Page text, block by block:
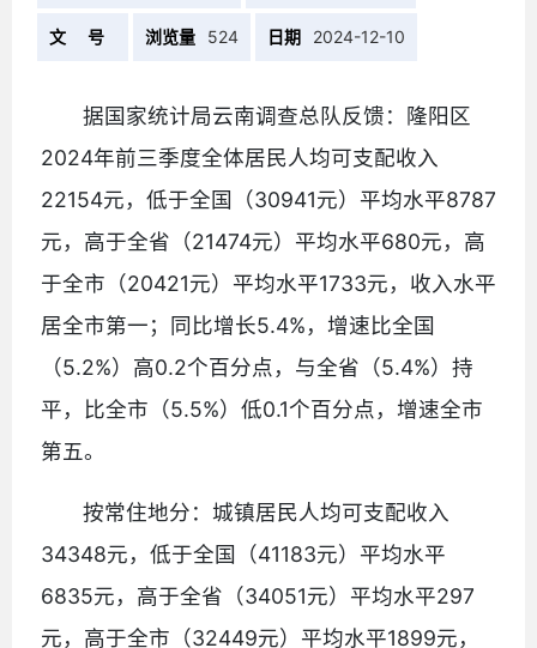
文 号 浏览量 524 日期 2024-12-10
据国家统计局云南调查总队反馈：隆阳区
2024年前三季度全体居民人均可支配收入
22154元，低于全国（30941元）平均水平8787
元，高于全省（21474元）平均水平680元，高
于全市（20421元）平均水平1733元，收入水平
居全市第一；同比增长5.4%，增速比全国
（5.2%）高0.2个百分点，与全省（5.4%）持
平，比全市（5.5%）低0.1个百分点，增速全市
第五。
按常住地分：城镇居民人均可支配收入
34348元，低于全国（41183元）平均水平
6835元，高于全省（34051元）平均水平297
元，高于全市（32449元）平均水平1899元，